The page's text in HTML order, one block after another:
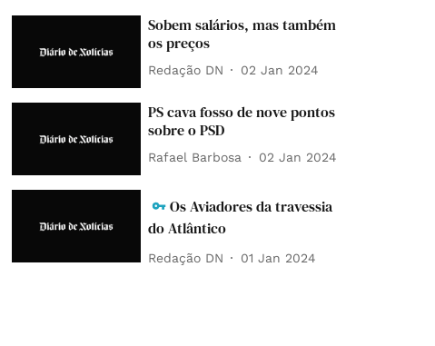
Sobem salários, mas também
os preços
Redação DN 02 Jan 2024
PS cava fosso de nove pontos
sobre o PSD
Rafael Barbosa 02 Jan 2024
Os Aviadores da travessia
do Atlântico
Redação DN 01 Jan 2024